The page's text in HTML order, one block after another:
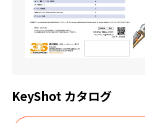
KeyShot カタログ